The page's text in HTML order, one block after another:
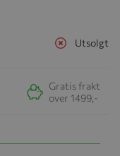
Utsolgt
Gratis frakt
over 1499,-